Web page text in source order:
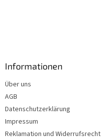
Informationen
Über uns
AGB
Datenschutzerklärung
Impressum
Reklamation und Widerrufsrecht